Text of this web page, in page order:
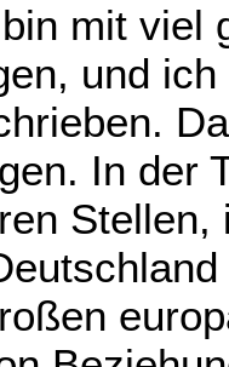
mit viel
und
In der